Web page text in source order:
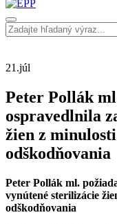
21.júl
Peter Pollák
ospravedlnila
žien z
odškodňovania
Peter Pollák ml.
vynútené sterilizácie
odškodňovania